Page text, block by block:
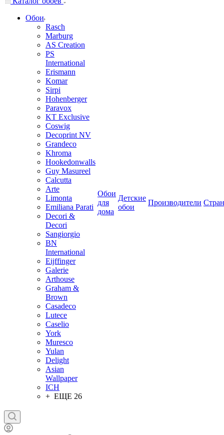
Обои
Rasch
Marburg
AS Creation
PS
International
Erismann
Komar
Sirpi
Hohenberger
Paravox
KT Exclusive
Coswig
Decoprint NV
Grandeco
Khroma
Hookedonwalls
Guy Masureel
Calcutta
Arte
Limonta
Emiliana Parati
Decori &
Decori
Sangiorgio
BN
International
Eijffinger
Galerie
Arthouse
Graham &
Brown
Casadeco
Lutece
Caselio
York
Muresco
Yulan
Delight
Asian
Wallpaper
ICH
+ ЕЩЕ 26
Обои
для
дома
Детские
обои
Производители